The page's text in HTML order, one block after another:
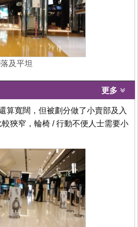
及平坦
更多
算寬闊，但被劃分做了小賣部及入
狹窄，輪椅 / 行動不便人士需要小